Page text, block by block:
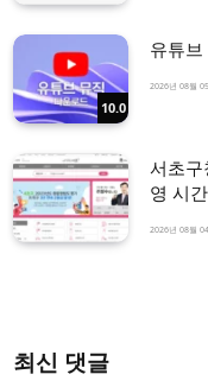
10.0
유튜
2026년 08월
서초구
영 시
2026년 08월
최신 댓글